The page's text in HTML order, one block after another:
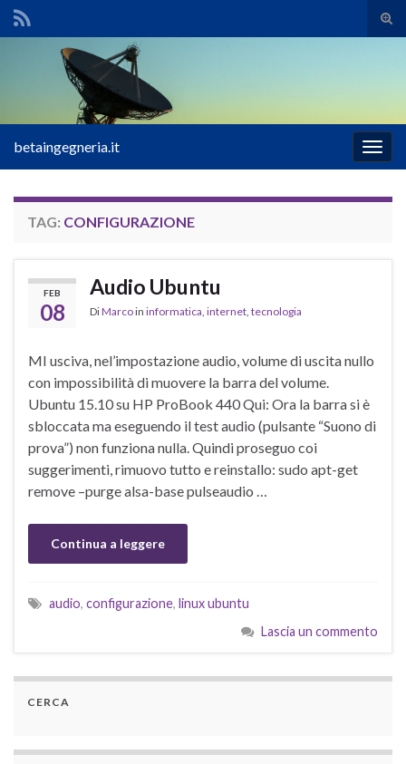
il
Search for:
la
betaingegneria.it
TAG: CONFIGURAZIONE
FEB
08
Audio Ubuntu
DiMarcoin informatica internet tecnologia
MI usciva, nel’impostazione audio, volume di uscita nullo
con impossibilità di muovere la barra del volume.
Ubuntu 15.10 su HP ProBook 440 Qui: Ora la barra si è
sbloccata ma eseguendo il test audio (pulsante “Suono di
prova”) non funziona nulla. Quindi proseguo coi
suggerimenti, rimuovo tutto e reinstallo: sudo apt-get
remove –purge alsa-base pulseaudio …
Continua a leggere
audio, configurazione, linux ubuntu
Lascia un commento
CERCA